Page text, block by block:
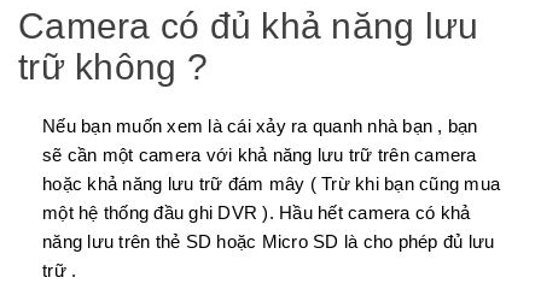
Camera có đủ khả năng lưu
trữ không ?
Nếu bạn muốn xem là cái xảy ra quanh nhà bạn , bạn
sẽ cần một camera với khả năng lưu trữ trên camera
hoặc khả năng lưu trữ đám mây ( Trừ khi bạn cũng mua
một hệ thống đầu ghi DVR ). Hầu hết camera có khả
năng lưu trên thẻ SD hoặc Micro SD là cho phép đủ lưu
trữ .